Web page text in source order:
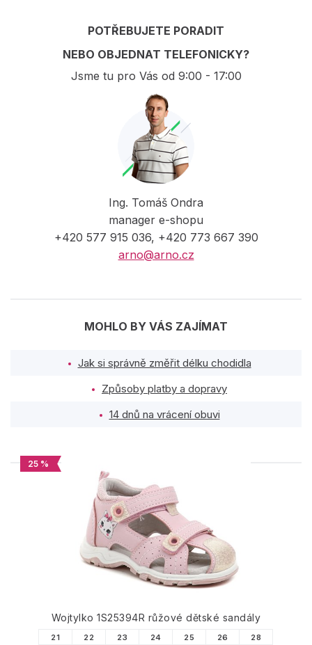
POTŘEBUJETE PORADIT
NEBO OBJEDNAT TELEFONICKY?
Jsme tu pro Vás od 9:00 - 17:00
Ing. Tomáš Ondra
manager e-shopu
+420 577 915 036, +420 773 667 390
arno@arno.cz
MOHLO BY VÁS ZAJÍMAT
Jak si správně změřit délku chodidla
Způsoby platby a dopravy
14 dnů na vrácení obuvi
PODOBNÉ PRODUKTY
25 %
Wojtylko 1S25394R růžové dětské sandály
21 22 23 24 25 26 28